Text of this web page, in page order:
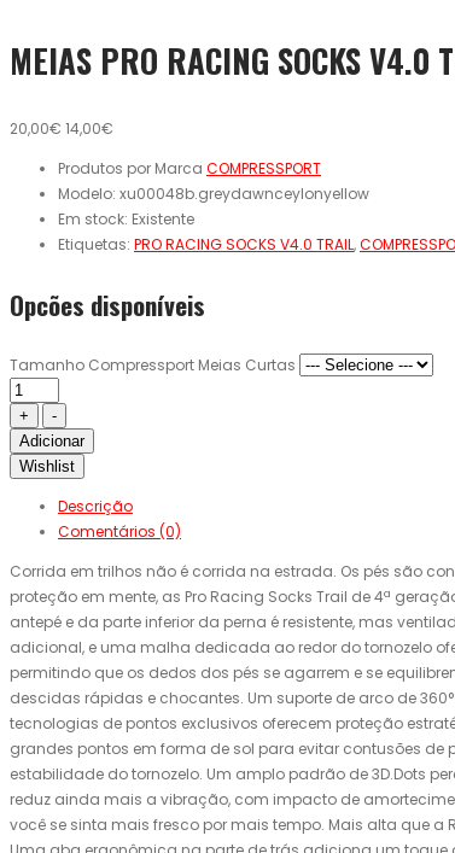
MEIAS PRO RACING SOCKS V4.0
20,00€ 14,00€
Produtos por Marca COMPRESSPORT
Modelo: xu00048b.greydawnceylonyellow
Em stock: Existente
Etiquetas: PRO RACING SOCKS V4.0 TRAIL,
Opcões disponíveis
Tamanho Compressport Meias Curtas
Adicionar
Wishlist
Descrição
Comentários (0)
Corrida em trilhos não é corrida na estrada. Os pés são
proteção em mente, as Pro Racing Socks Trail de 4ª
antepé e da parte inferior da perna é resistente, mas
adicional, e uma malha dedicada ao redor do tornozelo
permitindo que os dedos dos pés se agarrem e se
descidas rápidas e chocantes. Um suporte de arco de
tecnologias de pontos exclusivos oferecem proteção
grandes pontos em forma de sol para evitar contusões de
estabilidade do tornozelo. Um amplo padrão de 3D.Dots
reduz ainda mais a vibração, com impacto de
você se sinta mais fresco por mais tempo. Mais alta que a